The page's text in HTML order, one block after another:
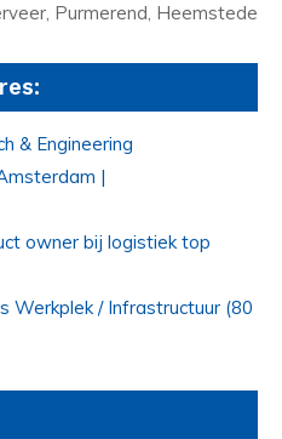
Purmerend, Heemstede
& Engineering
|
owner bij logistiek top
Werkplek / Infrastructuur (80